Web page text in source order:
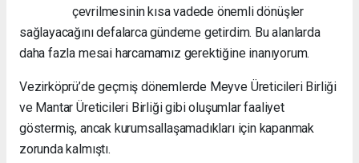
çevrilmesinin kısa vadede önemli dönüşler
sağlayacağını defalarca gündeme getirdim. Bu alanlarda
daha fazla mesai harcamamız gerektiğine inanıyorum.
Vezirköprü’de geçmiş dönemlerde Meyve Üreticileri Birliği
ve Mantar Üreticileri Birliği gibi oluşumlar faaliyet
göstermiş, ancak kurumsallaşamadıkları için kapanmak
zorunda kalmıştı.